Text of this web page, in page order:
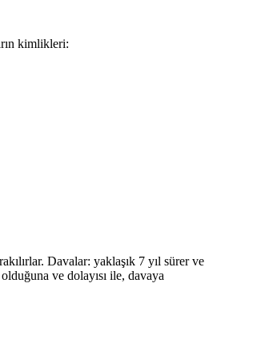
kimlikleri:
Davalar: yaklaşık 7 yıl sürer ve
ve dolayısı ile, davaya